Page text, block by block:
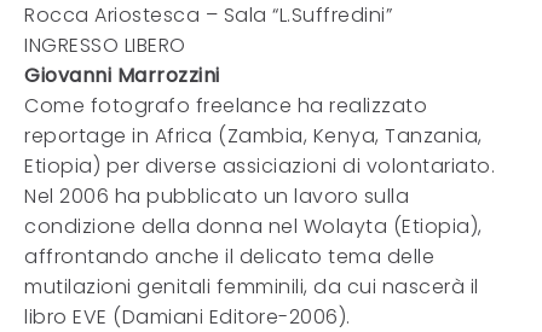
Rocca Ariostesca – Sala “L.Suffredini”
INGRESSO LIBERO
Giovanni Marrozzini
Come fotografo freelance ha realizzato
reportage in Africa (Zambia, Kenya, Tanzania,
Etiopia) per diverse assiciazioni di volontariato.
Nel 2006 ha pubblicato un lavoro sulla
condizione della donna nel Wolayta (Etiopia),
affrontando anche il delicato tema delle
mutilazioni genitali femminili, da cui nascerà il
libro EVE (Damiani Editore-2006).